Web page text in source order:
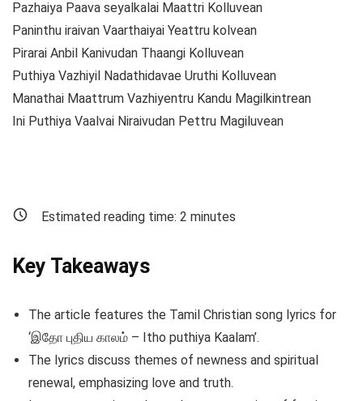
Pazhaiya Paava seyalkalai Maattri Kolluvean
Paninthu iraivan Vaarthaiyai Yeattru kolvean
Pirarai Anbil Kanivudan Thaangi Kolluvean
Puthiya Vazhiyil Nadathidavae Uruthi Kolluvean
Manathai Maattrum Vazhiyentru Kandu Magilkintrean
Ini Puthiya Vaalvai Niraivudan Pettru Magiluvean
Estimated reading time: 2 minutes
Key Takeaways
The article features the Tamil Christian song lyrics for
‘இதோ புதிய காலம் – Itho puthiya Kaalam’.
The lyrics discuss themes of newness and spiritual
renewal, emphasizing love and truth.